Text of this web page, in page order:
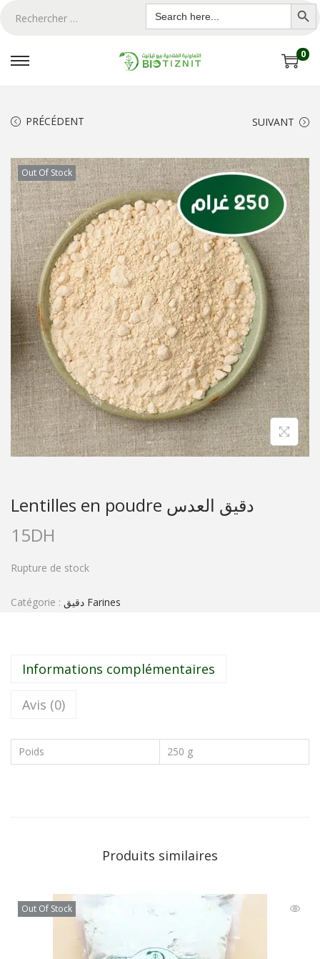
Search
for:
0
PRÉCÉDENT SUIVANT
Out Of Stock
Lentilles en poudre دقيق العدس
15DH
Rupture de stock
Catégorie : دقيق Farines
Informations complémentaires
Avis (0)
Poids 250 g
Produits similaires
Out Of Stock